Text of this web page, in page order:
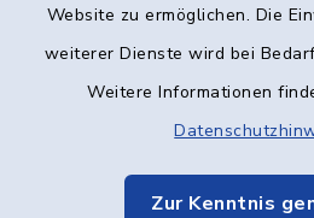
Website zu ermöglichen. Die
weiterer Dienste wird bei
Weitere Informationen
Zur Kenntnis
Elektronische
Cookie-